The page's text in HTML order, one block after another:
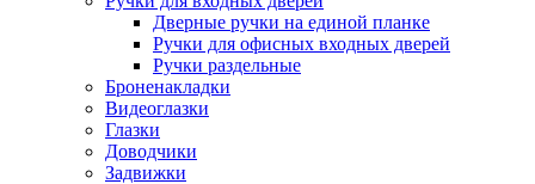
Дверные ручки на единой планке
Ручки для офисных входных дверей
Ручки раздельные
Броненакладки
Видеоглазки
Глазки
Доводчики
Задвижки